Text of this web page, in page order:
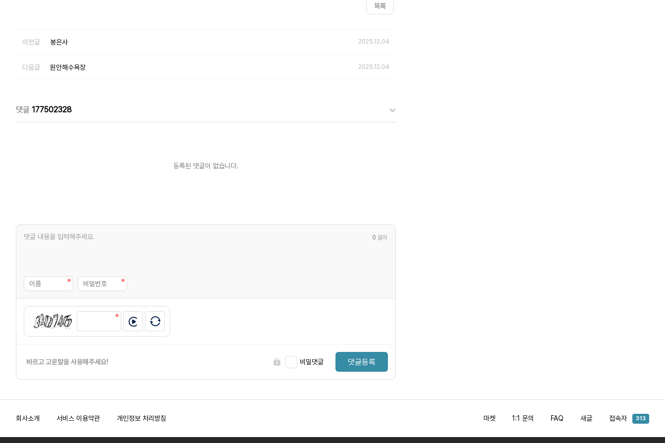
목록
이전글 봉은사 2025.12.04
다음글 원안해수욕장 2025.12.04
댓글 177502328
등록된 댓글이 없습니다.
0 글자
바르고 고운말을 사용해주세요! 비밀댓글 댓글등록
회사소개 서비스 이용약관 개인정보 처리방침 마켓 1:1 문의 FAQ 새글 접속자 313